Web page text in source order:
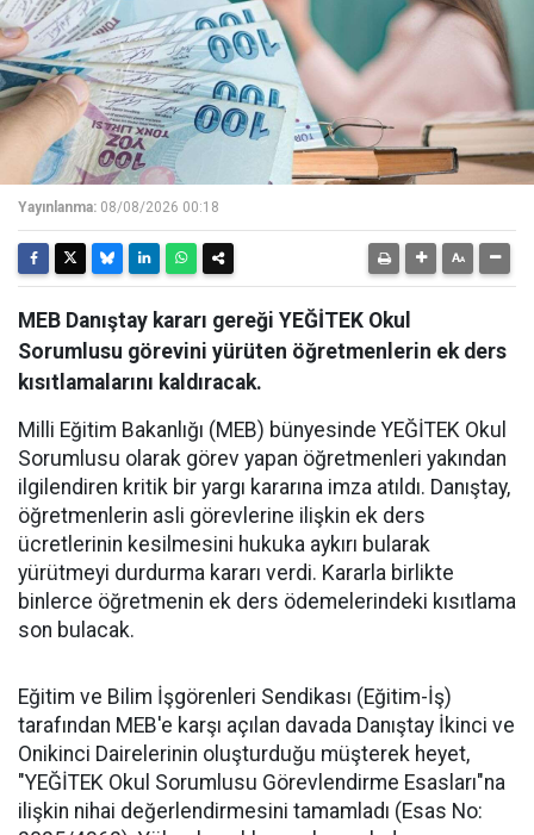
Yayınlanma: 08/08/2026 00:18
MEB Danıştay kararı gereği YEĞİTEK Okul
Sorumlusu görevini yürüten öğretmenlerin ek ders
kısıtlamalarını kaldıracak.
Milli Eğitim Bakanlığı (MEB) bünyesinde YEĞİTEK Okul
Sorumlusu olarak görev yapan öğretmenleri yakından
ilgilendiren kritik bir yargı kararına imza atıldı. Danıştay,
öğretmenlerin asli görevlerine ilişkin ek ders
ücretlerinin kesilmesini hukuka aykırı bularak
yürütmeyi durdurma kararı verdi. Kararla birlikte
binlerce öğretmenin ek ders ödemelerindeki kısıtlama
son bulacak.
​Eğitim ve Bilim İşgörenleri Sendikası (Eğitim-İş)
tarafından MEB'e karşı açılan davada Danıştay İkinci ve
Onikinci Dairelerinin oluşturduğu müşterek heyet,
"YEĞİTEK Okul Sorumlusu Görevlendirme Esasları"na
ilişkin nihai değerlendirmesini tamamladı (Esas No: